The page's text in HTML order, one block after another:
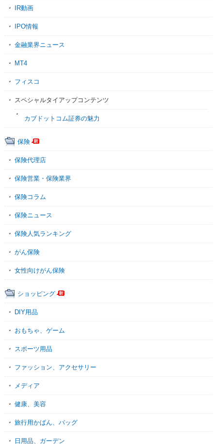
IR動画
IPO情報
金融業界ニュース
MT4
フィスコ
スペシャルタイアップコンテンツ
カブドットコム証券の魅力
保険
保険代理店
保険営業・保険業界
保険コラム
保険ニュース
保険人気ランキング
がん保険
女性向けがん保険
ショッピング
DIY用品
おもちゃ、ゲーム
スポーツ用品
ファッション、アクセサリー
メディア
健康、美容
旅行用かばん、バッグ
日用品、ガーデン